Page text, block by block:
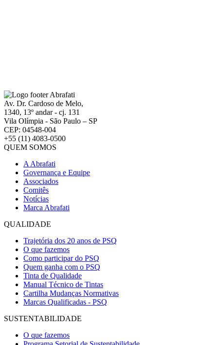
Av. Dr. Cardoso de Melo,
1340, 13º andar - cj. 131
Vila Olímpia - São Paulo – SP
CEP: 04548-004
+55 (11) 4083-0500
QUEM SOMOS
A Abrafati
Governança e Equipe
Associados
Comitês
Notícias
Marca Abrafati
QUALIDADE
Trajetória dos 20 anos de PSQ
O que fazemos
Como participar do PSQ
Quem ganha com o PSQ
Tinta de Qualidade
Manual Técnico de Tintas
Cartilha Mudanças Normativas
Marcas Qualificadas - PSQ
SUSTENTABILIDADE
O que fazemos